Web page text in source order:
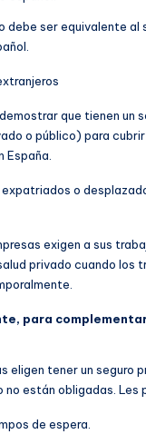
debe ser equivalente al
que tienen un
o público) para
España.
o
exigen a sus
privado cuando los
para
eligen tener un seguro
no están obligadas. Les
de espera.